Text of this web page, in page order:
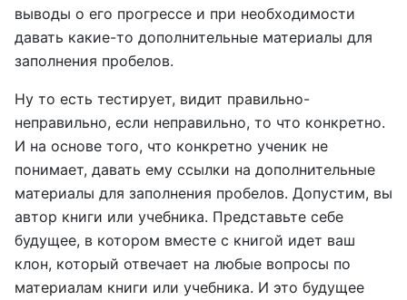
выводы о его прогрессе и при необходимости
давать какие-то дополнительные материалы для
заполнения пробелов.
Ну то есть тестирует, видит правильно-
неправильно, если неправильно, то что конкретно.
И на основе того, что конкретно ученик не
понимает, давать ему ссылки на дополнительные
материалы для заполнения пробелов. Допустим, вы
автор книги или учебника. Представьте себе
будущее, в котором вместе с книгой идет ваш
клон, который отвечает на любые вопросы по
материалам книги или учебника. И это будущее